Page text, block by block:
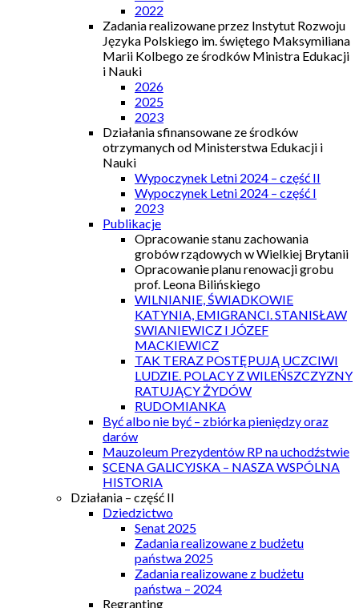
2022
Zadania realizowane przez Instytut Rozwoju
Języka Polskiego im. świętego Maksymiliana
Marii Kolbego ze środków Ministra Edukacji
i Nauki
2026
2025
2023
Działania sfinansowane ze środków
otrzymanych od Ministerstwa Edukacji i
Nauki
Wypoczynek Letni 2024 – część II
Wypoczynek Letni 2024 – część I
2023
Publikacje
Opracowanie stanu zachowania
grobów rządowych w Wielkiej Brytanii
Opracowanie planu renowacji grobu
prof. Leona Bilińskiego
WILNIANIE, ŚWIADKOWIE
KATYNIA, EMIGRANCI. STANISŁAW
SWIANIEWICZ I JÓZEF
MACKIEWICZ
TAK TERAZ POSTĘPUJĄ UCZCIWI
LUDZIE. POLACY Z WILEŃSZCZYZNY
RATUJĄCY ŻYDÓW
RUDOMIANKA
Być albo nie być – zbiórka pieniędzy oraz
darów
Mauzoleum Prezydentów RP na uchodźstwie
SCENA GALICYJSKA – NASZA WSPÓLNA
HISTORIA
Działania – część II
Dziedzictwo
Senat 2025
Zadania realizowane z budżetu
państwa 2025
Zadania realizowane z budżetu
państwa – 2024
Regranting